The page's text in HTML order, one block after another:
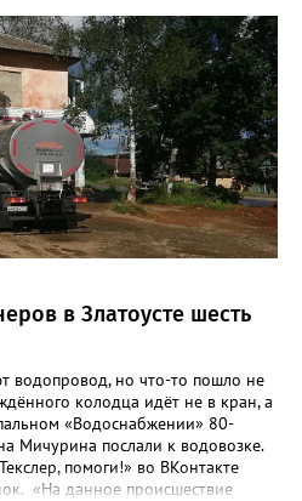
систем. Кроме электронных
предложения по
водоснабжения и канализации,
представить перечень
сценарии развития этой
В июне 2025 года
торгах. Тогда цена
выше - 9 миллионов 13 тысяч
была разработка электронной
в Златоусте шесть
водопровод, но что-то пошло не
колодца идёт не в кран, а
«Водоснабжении» 80-
Мичурина послали к водовозке.
помоги!» во ВКонтакте
«На данное происшествие